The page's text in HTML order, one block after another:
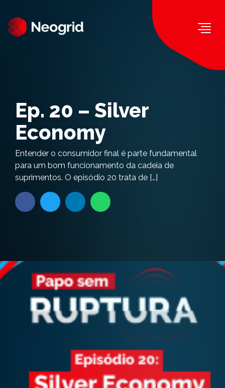
Ep. 20 – Silver
Economy
Entender o consumidor final é parte fundamental
para um bom funcionamento da cadeia de
suprimentos. O episódio 20 trata de […]